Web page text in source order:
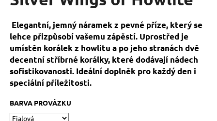
5
hvězdiček.
Elegantní, jemný náramek z pevné příze, který se
lehce přizpůsobí vašemu zápěstí. Uprostřed je
umístěn korálek z howlitu a po jeho stranách dvě
decentní stříbrné korálky, které dodávají nádech
sofistikovanosti. Ideální doplněk pro každý den i
speciální příležitosti.
BARVA PROVÁZKU
j
í
t
?